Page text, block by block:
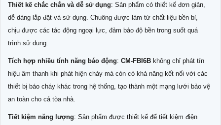
Thiết kế chắc chắn và dễ sử dụng: Sản phẩm có thiết kế đơn giản,
dễ dàng lắp đặt và sử dụng. Chuông được làm từ chất liệu bền bỉ,
chịu được các tác động ngoại lực, đảm bảo độ bền trong suốt quá
trình sử dụng.
Tích hợp nhiều tính năng báo động: CM-FBI6B không chỉ phát tín
hiệu âm thanh khi phát hiện cháy mà còn có khả năng kết nối với các
thiết bị báo cháy khác trong hệ thống, tạo thành một mạng lưới bảo vệ
an toàn cho cả tòa nhà.
Tiết kiệm năng lượng: Sản phẩm được thiết kế để tiết kiệm điện